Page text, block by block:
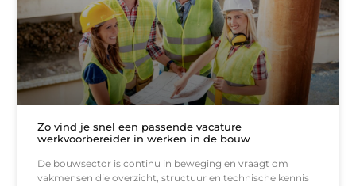
Zo vind je snel een passende vacature
werkvoorbereider in werken in de bouw
De bouwsector is continu in beweging en vraagt om
vakmensen die overzicht, structuur en technische kennis